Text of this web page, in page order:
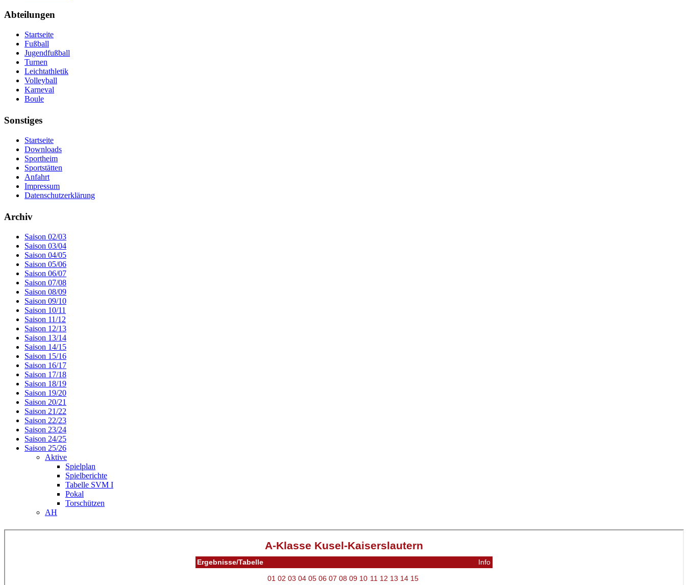
Abteilungen
Startseite
Fußball
Jugendfußball
Turnen
Leichtathletik
Volleyball
Karneval
Boule
Sonstiges
Startseite
Downloads
Sportheim
Sportstätten
Anfahrt
Impressum
Datenschutzerklärung
Archiv
Saison 02/03
Saison 03/04
Saison 04/05
Saison 05/06
Saison 06/07
Saison 07/08
Saison 08/09
Saison 09/10
Saison 10/11
Saison 11/12
Saison 12/13
Saison 13/14
Saison 14/15
Saison 15/16
Saison 16/17
Saison 17/18
Saison 18/19
Saison 19/20
Saison 20/21
Saison 21/22
Saison 22/23
Saison 23/24
Saison 24/25
Saison 25/26
Aktive
Spielplan
Spielberichte
Tabelle SVM I
Pokal
Torschützen
AH